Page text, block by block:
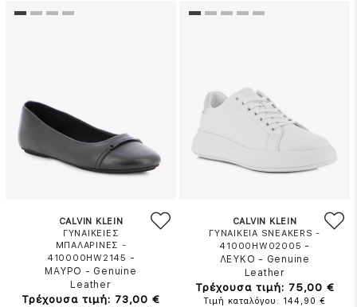
CALVIN KLEIN
ΓΥΝΑΙΚΕΙΕΣ
ΜΠΑΛΑΡΙΝΕΣ -
410000HW2145 -
ΜΑΥΡΟ - Genuine
Leather
Τρέχουσα τιμή: 73,00 €
CALVIN KLEIN
ΓΥΝΑΙΚΕΙΑ SNEAKERS -
41000HW02005 -
ΛΕΥΚΟ - Genuine
Leather
Τρέχουσα τιμή: 75,00 €
Τιμή καταλόγου: 144,90 €